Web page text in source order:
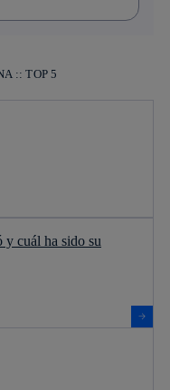
:: TOP 5
y cuál ha sido su